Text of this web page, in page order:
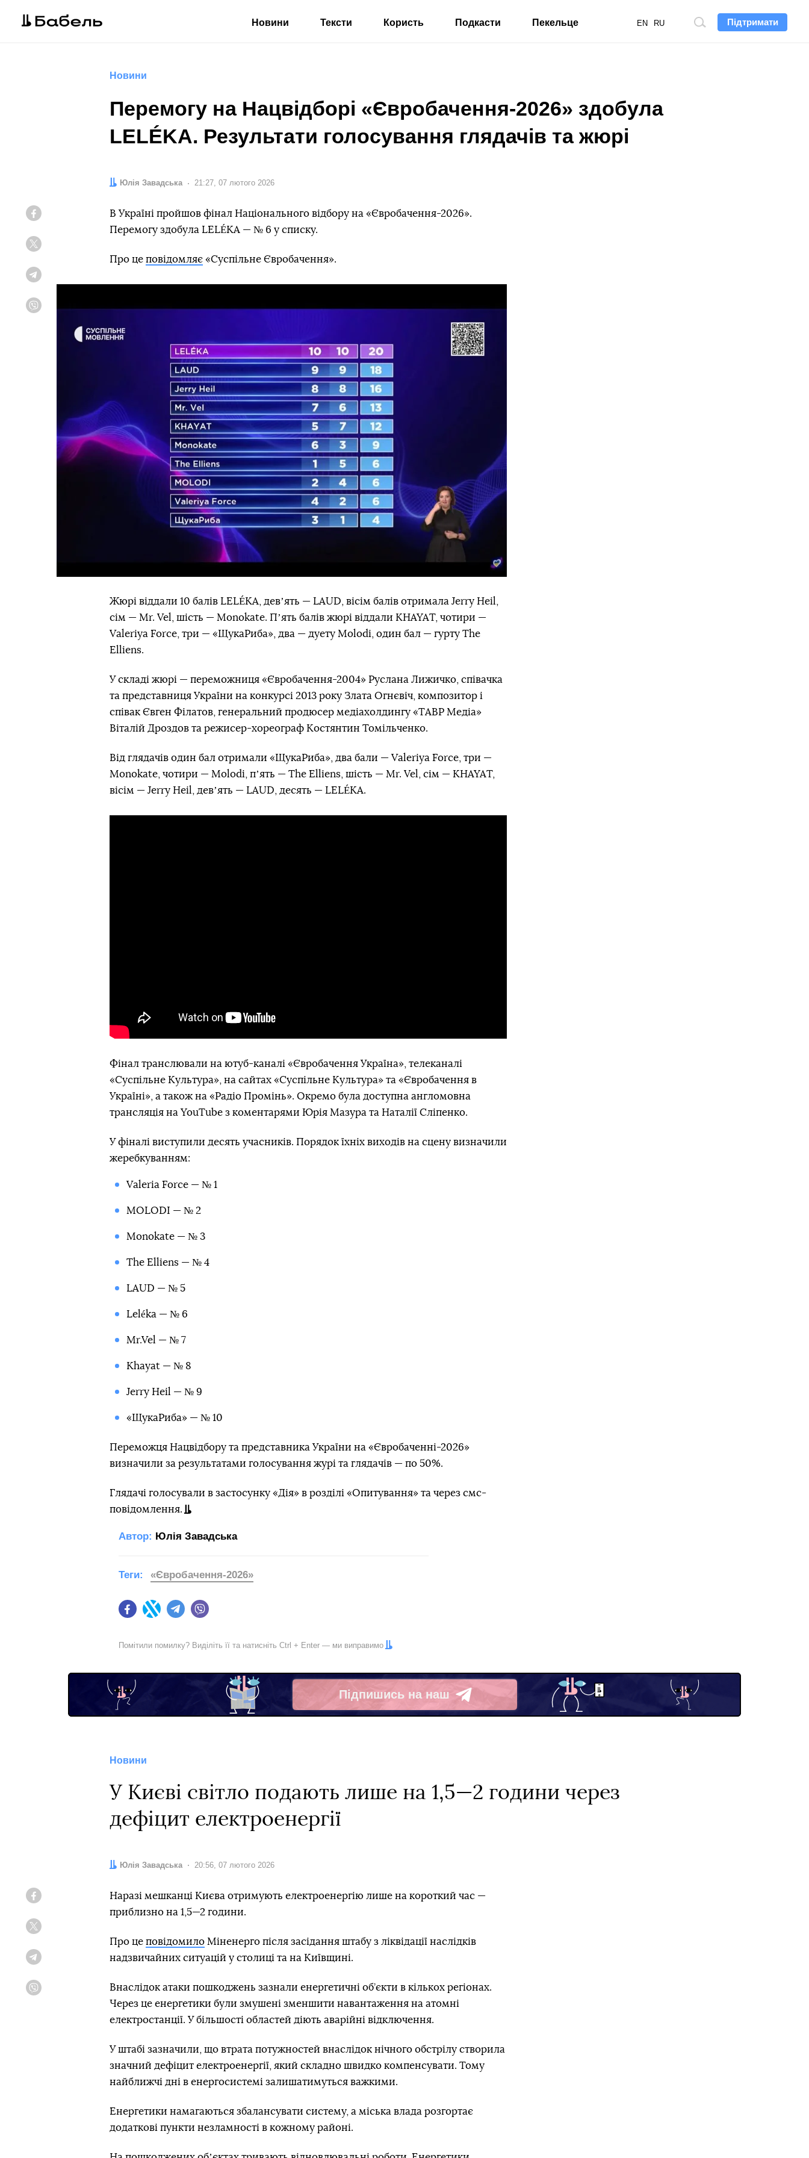
Підтримати
Пошук
EN RU
Новини Тексти Користь Подкасти Пекельце
Новини
Перемогу на Нацвідборі «Євробачення-2026» здобула
LELÉKA. Результати голосування глядачів та жюрі
Автор:
Юлія Завадська Дата:
21:27, 07 лютого 2026
В Україні пройшов фінал Національного відбору на «Євробачення-2026».
Перемогу здобула LELÉKA — № 6 у списку.
Про це повідомляє «Суспільне Євробачення».
Жюрі віддали 10 балів LELÉKA, девʼять — LAUD, вісім балів отримала Jerry Heil,
сім — Mr. Vel, шість — Monokate. Пʼять балів жюрі віддали KHAYAT, чотири —
Valeriya Force, три — «ЩукаРиба», два — дуету Molodi, один бал — гурту The
Elliens.
У складі жюрі — переможниця «Євробачення-2004» Руслана Лижичко, співачка
та представниця України на конкурсі 2013 року Злата Огнєвіч, композитор і
співак Євген Філатов, генеральний продюсер медіахолдингу «ТАВР Медіа»
Віталій Дроздов та режисер-хореограф Костянтин Томільченко.
Від глядачів один бал отримали «ЩукаРиба», два бали — Valeriya Force, три —
Monokate, чотири — Molodi, пʼять — The Elliens, шість — Mr. Vel, сім — KHAYAT,
вісім — Jerry Heil, девʼять — LAUD, десять — LELÉKA.
Фінал транслювали на ютуб-каналі «Євробачення Україна», телеканалі
«Суспільне Культура», на сайтах «Суспільне Культура» та «Євробачення в
Україні», а також на «Радіо Промінь». Окремо була доступна англомовна
трансляція на YouTube з коментарями Юрія Мазура та Наталії Сліпенко.
У фіналі виступили десять учасників. Порядок їхніх виходів на сцену визначили
жеребкуванням:
Valeria Force — № 1
MOLODI — № 2
Monokate — № 3
The Elliens — № 4
LAUD — № 5
Leléka — № 6
Mr.Vel — № 7
Khayat — № 8
Jerry Heil — № 9
«ЩукаРиба» — № 10
Переможця Нацвідбору та представника України на «Євробаченні-2026»
визначили за результатами голосування журі та глядачів — по 50%.
Глядачі голосували в застосунку «Дія» в розділі «Опитування» та через смс-
повідомлення.
Автор: Юлія Завадська
FacebookTwitter Telegram
Теги: «Євробачення-2026»
Помітили помилку? Виділіть її та натисніть Ctrl + Enter — ми виправимо
Підпишись на наш
Telegram
Новини
У Києві світло подають лише на 1,5—2 години через
дефіцит електроенергії
Автор:
Юлія Завадська Дата:
20:56, 07 лютого 2026
Наразі мешканці Києва отримують електроенергію лише на короткий час —
приблизно на 1,5—2 години.
Про це повідомило Міненерго після засідання штабу з ліквідації наслідків
надзвичайних ситуацій у столиці та на Київщині.
Внаслідок атаки пошкоджень зазнали енергетичні об’єкти в кількох регіонах.
Через це енергетики були змушені зменшити навантаження на атомні
електростанції. У більшості областей діють аварійні відключення.
У штабі зазначили, що втрата потужностей внаслідок нічного обстрілу створила
значний дефіцит електроенергії, який складно швидко компенсувати. Тому
найближчі дні в енергосистемі залишатимуться важкими.
Енергетики намагаються збалансувати систему, а міська влада розгортає
додаткові пункти незламності в кожному районі.